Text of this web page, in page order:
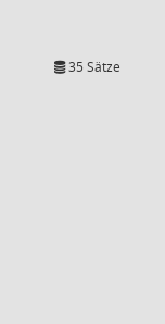
35 Sätze